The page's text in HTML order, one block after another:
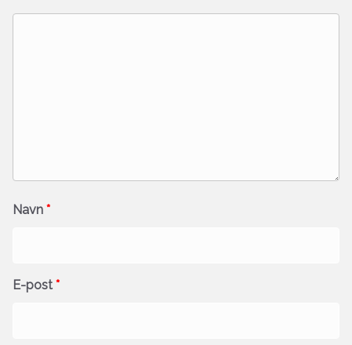
Navn *
E-post *